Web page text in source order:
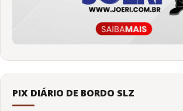
PIX DIÁRIO DE BORDO SLZ